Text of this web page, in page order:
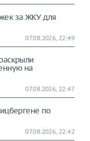
за ЖКУ для
07.08.2026, 22:49
на
07.08.2026, 22:47
по
07.08.2026, 22:42